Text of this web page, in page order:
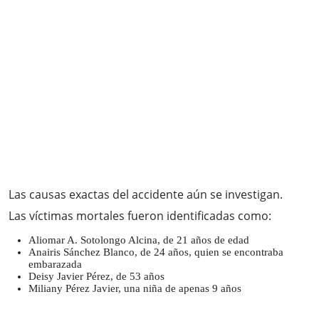
Las causas exactas del accidente aún se investigan.
Las víctimas mortales fueron identificadas como:
Aliomar A. Sotolongo Alcina, de 21 años de edad
Anairis Sánchez Blanco, de 24 años, quien se encontraba
embarazada
Deisy Javier Pérez, de 53 años
Miliany Pérez Javier, una niña de apenas 9 años